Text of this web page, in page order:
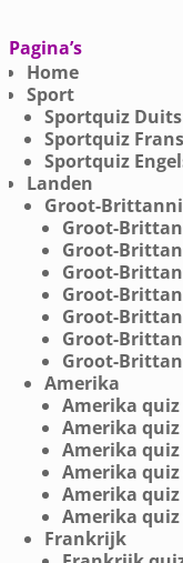
Pagina’s
Home
Sport
Sportquiz Duits
Sportquiz Frans
Sportquiz
Landen
Groot-
Groot-
Groot-
Groot-
Groot-
Groot-
Groot-
Groot-
Amerika
Amerika quiz
Amerika quiz
Amerika quiz
Amerika quiz
Amerika quiz
Amerika quiz
Frankrijk